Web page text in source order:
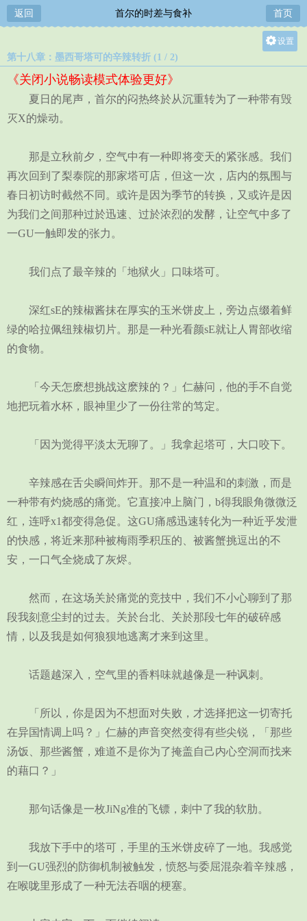
返回 首尔的时差与食补 首页
设置
中
第十八章：墨西哥塔可的辛辣转折 (1 / 2)
《关闭小说畅读模式体验更好》
夏日的尾声，首尔的闷热终於从沉重转为了一种带有毁
灭X的燥动。
那是立秋前夕，空气中有一种即将变天的紧张感。我们
再次回到了梨泰院的那家塔可店，但这一次，店内的氛围与
春日初访时截然不同。或许是因为季节的转换，又或许是因
为我们之间那种过於迅速、过於浓烈的发酵，让空气中多了
一GU一触即发的张力。
我们点了最辛辣的「地狱火」口味塔可。
深红sE的辣椒酱抹在厚实的玉米饼皮上，旁边点缀着鲜
绿的哈拉佩纽辣椒切片。那是一种光看颜sE就让人胃部收缩
的食物。
「今天怎麽想挑战这麽辣的？」仁赫问，他的手不自觉
地把玩着水杯，眼神里少了一份往常的笃定。
「因为觉得平淡太无聊了。」我拿起塔可，大口咬下。
辛辣感在舌尖瞬间炸开。那不是一种温和的刺激，而是
一种带有灼烧感的痛觉。它直接冲上脑门，b得我眼角微微泛
红，连呼x1都变得急促。这GU痛感迅速转化为一种近乎发泄
的快感，将近来那种被梅雨季积压的、被酱蟹挑逗出的不
安，一口气全烧成了灰烬。
然而，在这场关於痛觉的竞技中，我们不小心聊到了那
段我刻意尘封的过去。关於台北、关於那段七年的破碎感
情，以及我是如何狼狈地逃离才来到这里。
话题越深入，空气里的香料味就越像是一种讽刺。
「所以，你是因为不想面对失败，才选择把这一切寄托
在异国情调上吗？」仁赫的声音突然变得有些尖锐，「那些
汤饭、那些酱蟹，难道不是你为了掩盖自己内心空洞而找来
的藉口？」
那句话像是一枚JiNg准的飞镖，刺中了我的软肋。
我放下手中的塔可，手里的玉米饼皮碎了一地。我感觉
到一GU强烈的防御机制被触发，愤怒与委屈混杂着辛辣感，
在喉咙里形成了一种无法吞咽的梗塞。